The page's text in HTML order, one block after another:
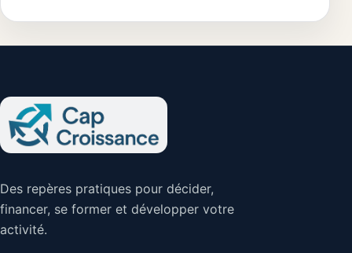
immobiliser son
Des repères pratiques pour décider,
financer, se former et développer votre
activité.